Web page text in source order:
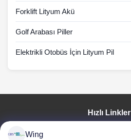
Forklift Lityum Akü
Golf Arabası Piller
Elektrikli Otobüs İçin Lityum Pil
Hızlı Linkler
Wing